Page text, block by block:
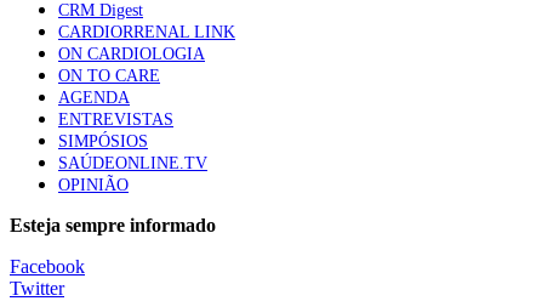
Trodelvy aprovado para primeira linha no cancro da mama
61 visualizações
MAIS NOTÍCIAS
7 Ago, 2026
CRM Digest
CARDIORRENAL LINK
ON CARDIOLOGIA
ON TO CARE
AGENDA
ENTREVISTAS
SIMPÓSIOS
SAÚDEONLINE.TV
OPINIÃO
Esteja sempre informado
Facebook
Twitter